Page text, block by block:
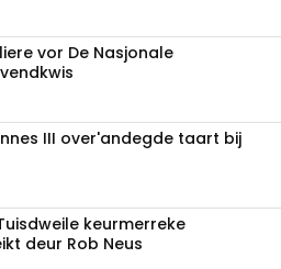
vor De Nasjonale
III over'andegde taart bij
keurmerreke
deur Rob Neus